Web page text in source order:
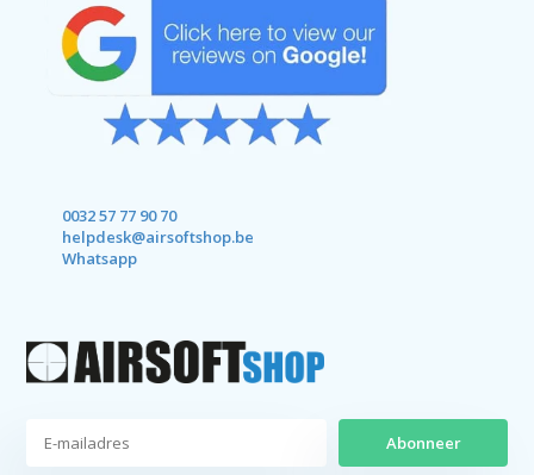
0032 57 77 90 70
helpdesk@airsoftshop.be
Whatsapp
Abonneer